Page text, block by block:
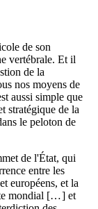
de son
vertébrale. Et il
de la
nos moyens de
aussi simple que
stratégique de la
le peloton de
de l'État, qui
entre les
européens, et la
mondial [… ] et